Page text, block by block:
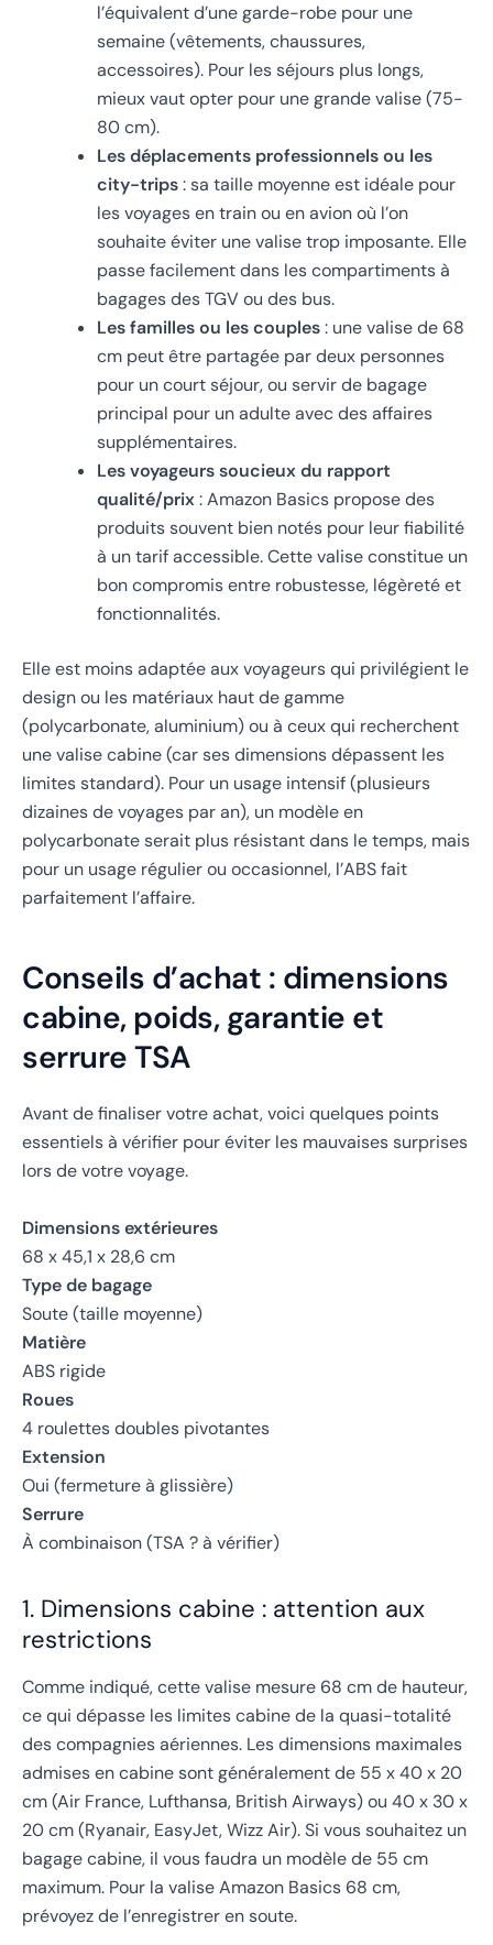
l’équivalent d’une garde-robe pour une
semaine (vêtements, chaussures,
accessoires). Pour les séjours plus longs,
mieux vaut opter pour une grande valise (75-
80 cm).
Les déplacements professionnels ou les
city-trips: sa taille moyenne est idéale pour
les voyages en train ou en avion où l’on
souhaite éviter une valise trop imposante. Elle
passe facilement dans les compartiments à
bagages des TGV ou des bus.
Les familles ou les couples: une valise de 68
cm peut être partagée par deux personnes
pour un court séjour, ou servir de bagage
principal pour un adulte avec des affaires
supplémentaires.
Les voyageurs soucieux du rapport
qualité/prix: Amazon Basics propose des
produits souvent bien notés pour leur fiabilité
à un tarif accessible. Cette valise constitue un
bon compromis entre robustesse, légèreté et
fonctionnalités.
Elle est moins adaptée aux voyageurs qui privilégient le
design ou les matériaux haut de gamme
(polycarbonate, aluminium) ou à ceux qui recherchent
une valise cabine (car ses dimensions dépassent les
limites standard). Pour un usage intensif (plusieurs
dizaines de voyages par an), un modèle en
polycarbonate serait plus résistant dans le temps, mais
pour un usage régulier ou occasionnel, l’ABS fait
parfaitement l’affaire.
Conseils d’achat : dimensions
cabine, poids, garantie et
serrure TSA
Avant de finaliser votre achat, voici quelques points
essentiels à vérifier pour éviter les mauvaises surprises
lors de votre voyage.
Dimensions extérieures
68 x 45,1 x 28,6 cm
Type de bagage
Soute (taille moyenne)
Matière
ABS rigide
Roues
4 roulettes doubles pivotantes
Extension
Oui (fermeture à glissière)
Serrure
À combinaison (TSA ? à vérifier)
1. Dimensions cabine : attention aux
restrictions
Comme indiqué, cette valise mesure 68 cm de hauteur,
ce qui dépasse les limites cabine de la quasi-totalité
des compagnies aériennes. Les dimensions maximales
admises en cabine sont généralement de 55 x 40 x 20
cm (Air France, Lufthansa, British Airways) ou 40 x 30 x
20 cm (Ryanair, EasyJet, Wizz Air). Si vous souhaitez un
bagage cabine, il vous faudra un modèle de 55 cm
maximum. Pour la valise Amazon Basics 68 cm,
prévoyez de l’enregistrer en soute.